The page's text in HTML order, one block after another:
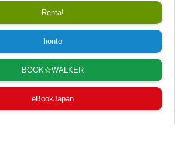
Renta!
honto
BOOK☆WALKER
eBookJapan